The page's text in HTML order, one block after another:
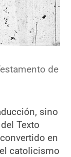
de
sino
Texto
en
catolicismo